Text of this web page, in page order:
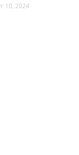
10, 2024